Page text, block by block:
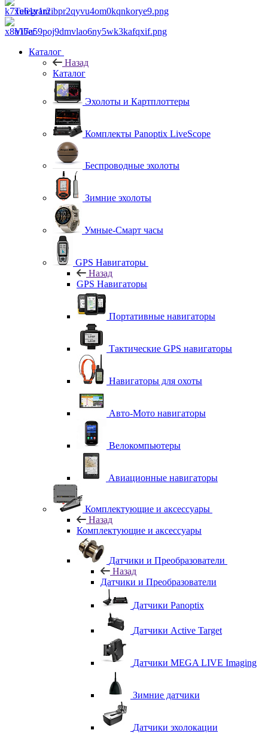
Telegram
Viber
Каталог
Назад
Каталог
Эхолоты и Картплоттеры
Комплекты Panoptix LiveScope
Беспроводные эхолоты
Зимние эхолоты
Умные-Смарт часы
GPS Навигаторы
Назад
GPS Навигаторы
Портативные навигаторы
Тактические GPS навигаторы
Навигаторы для охоты
Авто-Мото навигаторы
Велокомпьютеры
Авиационные навигаторы
Комплектующие и аксессуары
Назад
Комплектующие и аксессуары
Датчики и Преобразователи
Назад
Датчики и Преобразователи
Датчики Panoptix
Датчики Active Target
Датчики MEGA LIVE Imaging
Зимние датчики
Датчики эхолокации